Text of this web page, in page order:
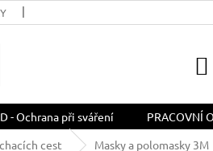
- Ochrana při sváření
PRACOVNÍ
cest Masky a polomasky 3M